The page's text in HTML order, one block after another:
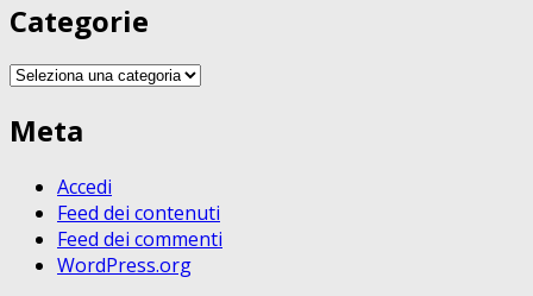
Categorie
Categorie
Meta
Accedi
Feed dei contenuti
Feed dei commenti
WordPress.org